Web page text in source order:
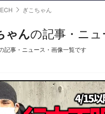
ぎこちゃん
ゃんの記事・ニ
記事・ニュース・画像一覧です